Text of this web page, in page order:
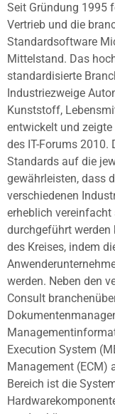
Seit Gründung 1995
Vertrieb und die
Standardsoftware
Mittelstand. Das
standardisierte
Industriezweige
Kunststoff,
entwickelt und
des IT-Forums 2010.
Standards auf die
gewährleisten, dass
verschiedenen
erheblich
durchgeführt werden
des Kreises, indem
werden. Neben den
Consult
Execution System
Management (ECM)
Bereich ist die